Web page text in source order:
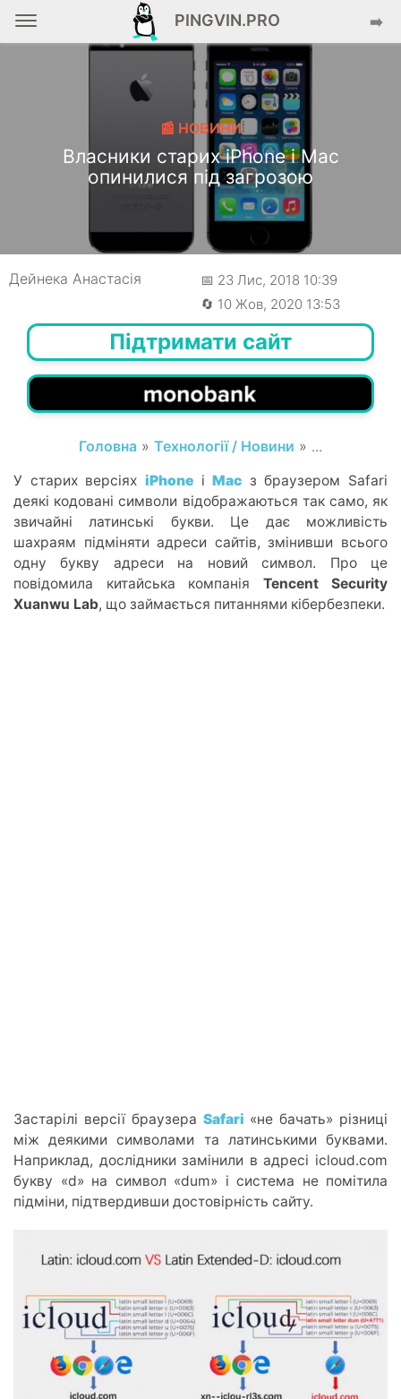
PINGVIN.PRO ➡️
📰 НОВИНИ
Власники старих iPhone і Mac
опинилися під загрозою
Дейнека Анастасiя
📅 23 Лис, 2018 10:39
🔄 10 Жов, 2020 13:53
Підтримати сайт
Головна » Технології / Новини » ...
У старих версіях iPhoneіMac з браузером Safari
деякі кодовані символи відображаються так само, як
звичайні латинські букви. Це дає можливість
шахраям підміняти адреси сайтів, змінивши всього
одну букву адреси на новий символ. Про це
повідомила китайська компанія Tencent Security
Xuanwu Lab, що займається питаннями кібербезпеки.
Застарілі версії браузера Safari «не бачать» різниці
між деякими символами та латинськими буквами.
Наприклад, дослідники замінили в адресі icloud.com
букву «d» на символ «dum» і система не помітила
підміни, підтвердивши достовірність сайту.